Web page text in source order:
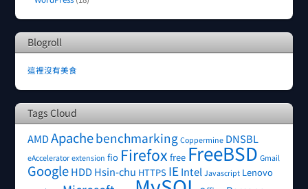
Blogroll
這裡沒有美食
Tags Cloud
AMDApachebenchmarking Coppermine DNSBL
eAccelerator extension fio Firefox free FreeBSD Gmail
GoogleHDDHsin-chu HTTPS IEIntel Javascript Lenovo